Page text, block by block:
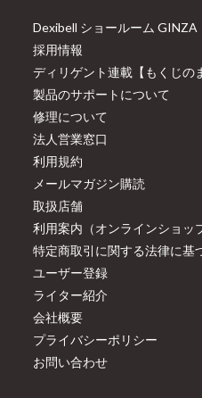
Dexibell ショールーム GINZA
採用情報
ディリゲント連載【もくじの
製品のサポートについて
修理について
法人営業窓口
利用規約
メールマガジン購読
取扱店舗
利用案内（オンラインショッ
特定商取引に関する法律に基
ユーザー登録
ライター紹介
会社概要
プライバシーポリシー
お問い合わせ